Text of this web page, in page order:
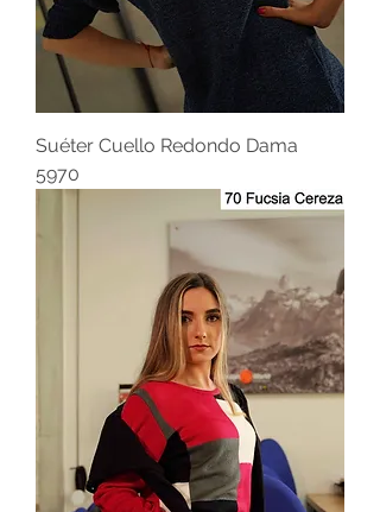
Suéter Cuello Redondo Dama
5970